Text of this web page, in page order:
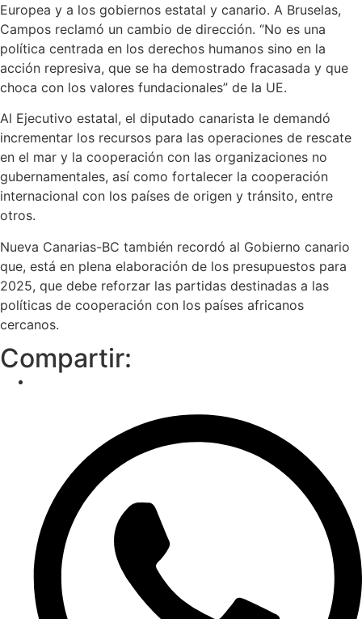
Europea y a los gobiernos estatal y canario. A Bruselas,
Campos reclamó un cambio de dirección. “No es una
política centrada en los derechos humanos sino en la
acción represiva, que se ha demostrado fracasada y que
choca con los valores fundacionales” de la UE.
Al Ejecutivo estatal, el diputado canarista le demandó
incrementar los recursos para las operaciones de rescate
en el mar y la cooperación con las organizaciones no
gubernamentales, así como fortalecer la cooperación
internacional con los países de origen y tránsito, entre
otros.
Nueva Canarias-BC también recordó al Gobierno canario
que, está en plena elaboración de los presupuestos para
2025, que debe reforzar las partidas destinadas a las
políticas de cooperación con los países africanos
cercanos.
Compartir: